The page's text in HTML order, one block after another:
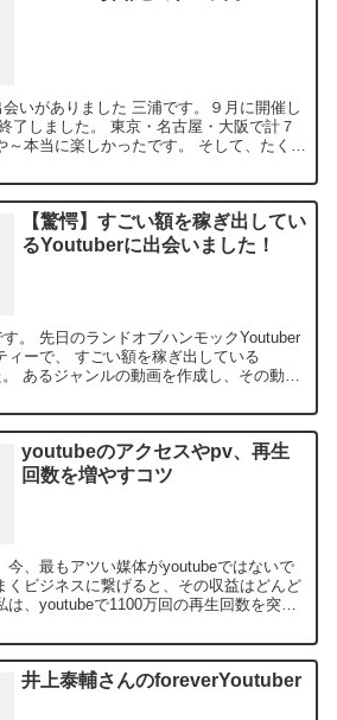
た 三浦です。９月に開催し
了しました。 東京・名古屋・大阪で計７
【驚愕】すごい額を稼ぎ出してい
るYoutuberに出会いました！
クYoutuber
を稼ぎ出している
画
youtubeのアクセスやpv、再生
回数を増やすコツ
今、最もアツい媒体がyoutubeではないで
は、youtubeで1100万回の再生回数を突破
井上泰輔さんのforeverYoutuber